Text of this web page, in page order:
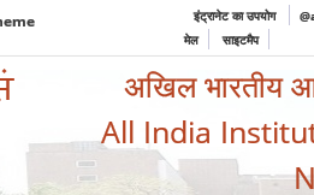
इंट्रानेट का उपयोग
मेल
साइटमैप
अखिल भारतीय
All India